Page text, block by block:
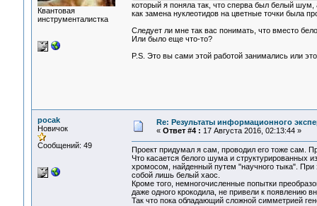
Квантовая
инструменталистка
который я поняла так, что сперва был белый
как замена нуклеотидов на цветные точки была
Следует ли мне так вас понимать, что вместо
Или было еще что-то?
P.S. Это вы сами этой работой занимались или
pocak
Новичок
Сообщений: 49
Re: Результаты информационного
« Ответ #4 : 17 Августа 2016, 02:13:44 »
Проект придумал я сам, проводил его тоже сам.
Что касается белого шума и структурированных
хромосом, найденный путем "научного тыка". При
собой лишь белый хаос.
Кроме того, немногочисленные попытки
даже одного крокодила, не привели к появлению
Так что пока обладающий сложной симметрией